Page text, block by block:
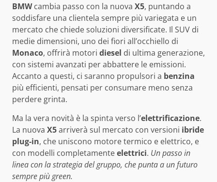
BMWcambia passo con la nuova X5, puntando a
soddisfare una clientela sempre più variegata e un
mercato che chiede soluzioni diversificate. Il SUV di
medie dimensioni, uno dei fiori all’occhiello di
Monaco, offrirà motori diesel di ultima generazione,
con sistemi avanzati per abbattere le emissioni.
Accanto a questi, ci saranno propulsori a benzina
più efficienti, pensati per consumare meno senza
perdere grinta.
Ma la vera novità è la spinta verso l’elettrificazione.
La nuova X5arriverà sul mercato con versioni ibride
plug-in, che uniscono motore termico e elettrico, e
con modelli completamenteelettrici. Un passo in
linea con la strategia del gruppo, che punta a un futuro
sempre più green.